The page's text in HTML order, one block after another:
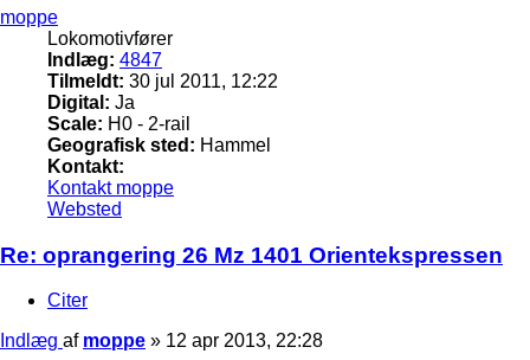
moppe
Lokomotivfører
Indlæg: 4847
Tilmeldt: 30 jul 2011, 12:22
Digital: Ja
Scale: H0 - 2-rail
Geografisk sted: Hammel
Kontakt:
Kontakt moppe
Websted
Re: oprangering 26 Mz 1401 Orientekspressen
Citer
Indlæg af moppe » 12 apr 2013, 22:28